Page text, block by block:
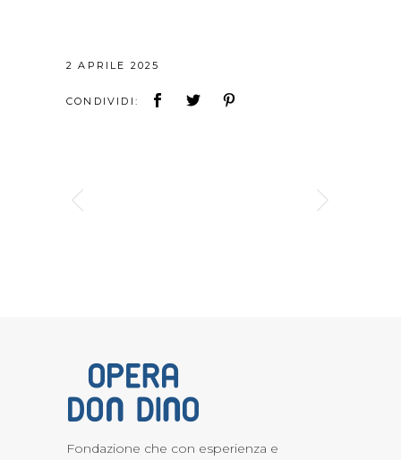
2 APRILE 2025
CONDIVIDI:
Fondazione che con esperienza e